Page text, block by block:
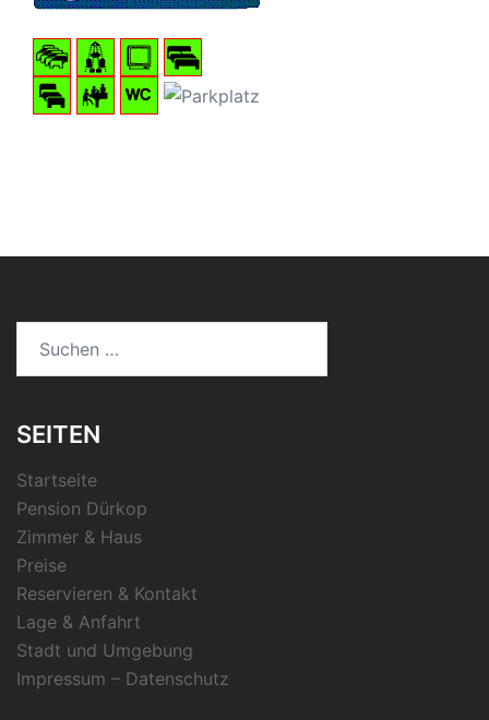
SEITEN
Startseite
Pension Dürkop
Zimmer & Haus
Preise
Reservieren & Kontakt
Lage & Anfahrt
Stadt und Umgebung
Impressum – Datenschutz